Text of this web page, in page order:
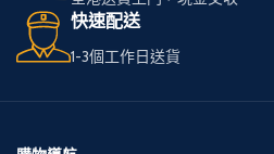
快速配送
1-3個工作日送貨